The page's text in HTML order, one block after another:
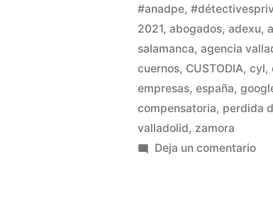
#anadpe,
2021,abogados,adexu,
salamanca,agencia
cuernos, CUSTODIA,cyl,
empresas,españa,
compensatoria, perdida
valladolid, zamora
Deja un comentario